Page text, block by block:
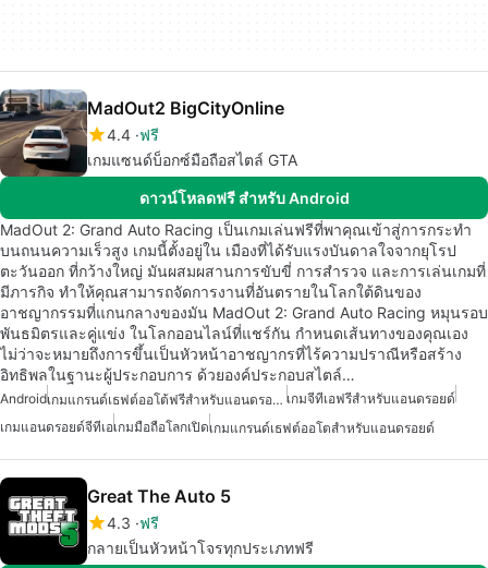
MadOut2 BigCityOnline
4.4 ฟรี
เกมแซนด์บ็อกซ์มือถือสไตล์ GTA
ดาวน์โหลดฟรี สำหรับ Android
MadOut 2: Grand Auto Racing เป็นเกมเล่นฟรีที่พาคุณเข้าสู่การกระทำ
บนถนนความเร็วสูง เกมนี้ตั้งอยู่ใน เมืองที่ได้รับแรงบันดาลใจจากยุโรป
ตะวันออก ที่กว้างใหญ่ มันผสมผสานการขับขี่ การสำรวจ และการเล่นเกมที่
มีภารกิจ ทำให้คุณสามารถจัดการงานที่อันตรายในโลกใต้ดินของ
อาชญากรรมที่แกนกลางของมัน MadOut 2: Grand Auto Racing หมุนรอบ
พันธมิตรและคู่แข่ง ในโลกออนไลน์ที่แชร์กัน กำหนดเส้นทางของคุณเอง
ไม่ว่าจะหมายถึงการขึ้นเป็นหัวหน้าอาชญากรที่ไร้ความปราณีหรือสร้าง
อิทธิพลในฐานะผู้ประกอบการ ด้วยองค์ประกอบสไตล์…
Android เกมแกรนด์เธฟต์ออโต้ฟรีสำหรับแอนดรอยด์ เกมจีทีเอฟรีสำหรับแอนดรอยด์
เกมแอนดรอยด์จีทีเอเกมมือถือโลกเปิดเกมแกรนด์เธฟต์ออโตสำหรับแอนดรอยด์
Great The Auto 5
4.3 ฟรี
กลายเป็นหัวหน้าโจรทุกประเภทฟรี